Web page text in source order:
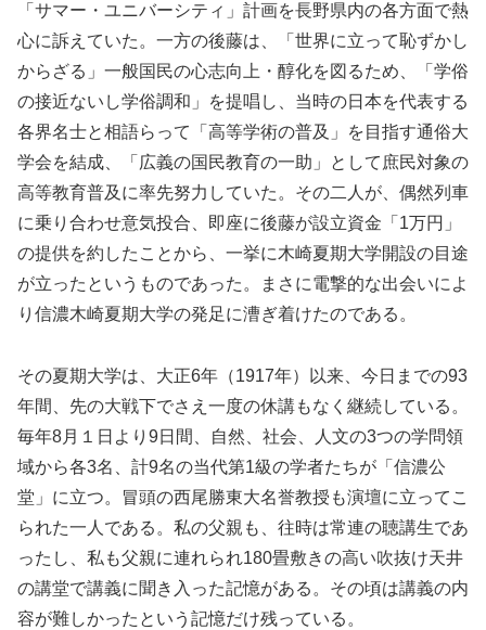
「サマー・ユニバーシティ」計画を長野県内の各方面で熱
心に訴えていた。一方の後藤は、「世界に立って恥ずかし
からざる」一般国民の心志向上・醇化を図るため、「学俗
の接近ないし学俗調和」を提唱し、当時の日本を代表する
各界名士と相語らって「高等学術の普及」を目指す通俗大
学会を結成、「広義の国民教育の一助」として庶民対象の
高等教育普及に率先努力していた。その二人が、偶然列車
に乗り合わせ意気投合、即座に後藤が設立資金「1万円」
の提供を約したことから、一挙に木崎夏期大学開設の目途
が立ったというものであった。まさに電撃的な出会いによ
り信濃木崎夏期大学の発足に漕ぎ着けたのである。
その夏期大学は、大正6年（1917年）以来、今日までの93
年間、先の大戦下でさえ一度の休講もなく継続している。
毎年8月１日より9日間、自然、社会、人文の3つの学問領
域から各3名、計9名の当代第1級の学者たちが「信濃公
堂」に立つ。冒頭の西尾勝東大名誉教授も演壇に立ってこ
られた一人である。私の父親も、往時は常連の聴講生であ
ったし、私も父親に連れられ180畳敷きの高い吹抜け天井
の講堂で講義に聞き入った記憶がある。その頃は講義の内
容が難しかったという記憶だけ残っている。